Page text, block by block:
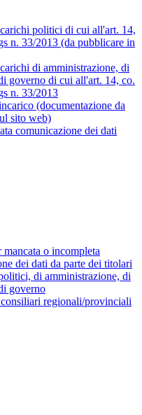
politici di cui all'art. 14,
n. 33/2013 (da pubblicare in
di amministrazione, di
governo di cui all'art. 14, co.
n. 33/2013
(documentazione da
sito web)
comunicazione dei dati
mancata o incompleta
dei dati da parte dei titolari
di amministrazione, di
governo
regionali/provinciali